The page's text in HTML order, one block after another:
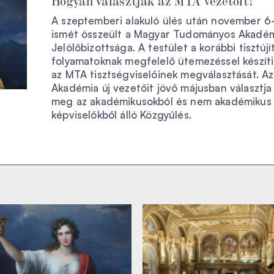
A szeptemberi alakuló ülés után november
ismét összeült a Magyar Tudományos
Jelölőbizottsága. A testület a korábbi
folyamatoknak megfelelő ütemezéssel
az MTA tisztségviselőinek megválasztását. Az
Akadémia új vezetőit jövő májusban választja
meg az akadémikusokból és nem akadémikus
képviselőkből álló Közgyűlés.